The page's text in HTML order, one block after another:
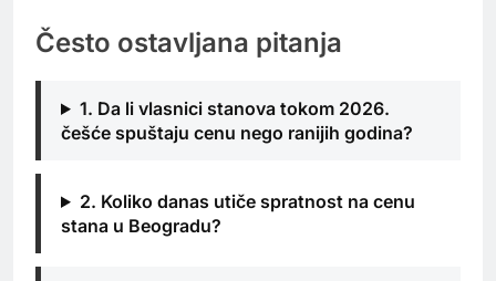
Često ostavljana pitanja
1. Da li vlasnici stanova tokom 2026.
češće spuštaju cenu nego ranijih godina?
2. Koliko danas utiče spratnost na cenu
stana u Beogradu?